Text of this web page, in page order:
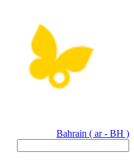
Bahrain ( ar - BH )